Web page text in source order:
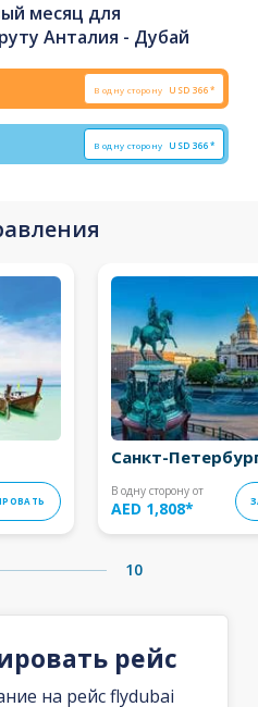
месяц для
Анталия - Дубай
В одну сторону USD 366*
В одну сторону USD 366*
Санкт-
В одну сторону от
AED 1,808*
10
рейс
на рейс flydubai